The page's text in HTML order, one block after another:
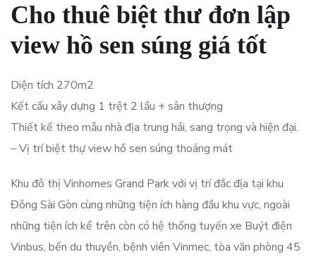
Cho thuê biệt thư đơn lập
view hồ sen súng giá tốt
Diện tích 270m2
Kết cấu xây dựng 1 trệt 2 lầu + sân thượng
Thiết kế theo mẫu nhà địa trung hải, sang trọng và hiện đại.
– Vị trí biệt thự view hồ sen súng thoáng mát
Khu đô thị Vinhomes Grand Park với vị trí đắc địa tại khu
Đông Sài Gòn cùng những tiện ích hàng đầu khu vực, ngoài
những tiện ích kể trên còn có hệ thống tuyến xe Buýt điện
Vinbus, bến du thuyền, bệnh viên Vinmec, tòa văn phòng 45